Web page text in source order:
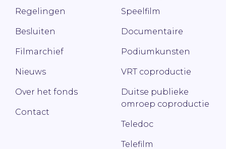
Regelingen
Besluiten
Filmarchief
Nieuws
Over het fonds
Contact
Speelfilm
Documentaire
Podiumkunsten
VRT coproductie
Duitse publieke
omroep coproductie
Teledoc
Telefilm